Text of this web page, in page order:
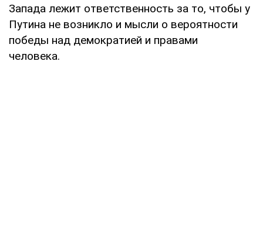
Запада лежит ответственность за то, чтобы у
Путина не возникло и мысли о вероятности
победы над демократией и правами
человека.